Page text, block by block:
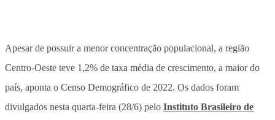
Apesar de possuir a menor concentração populacional, a região
Centro-Oeste teve 1,2% de taxa média de crescimento, a maior do
país, aponta o Censo Demográfico de 2022. Os dados foram
divulgados nesta quarta-feira (28/6) pelo Instituto Brasileiro de